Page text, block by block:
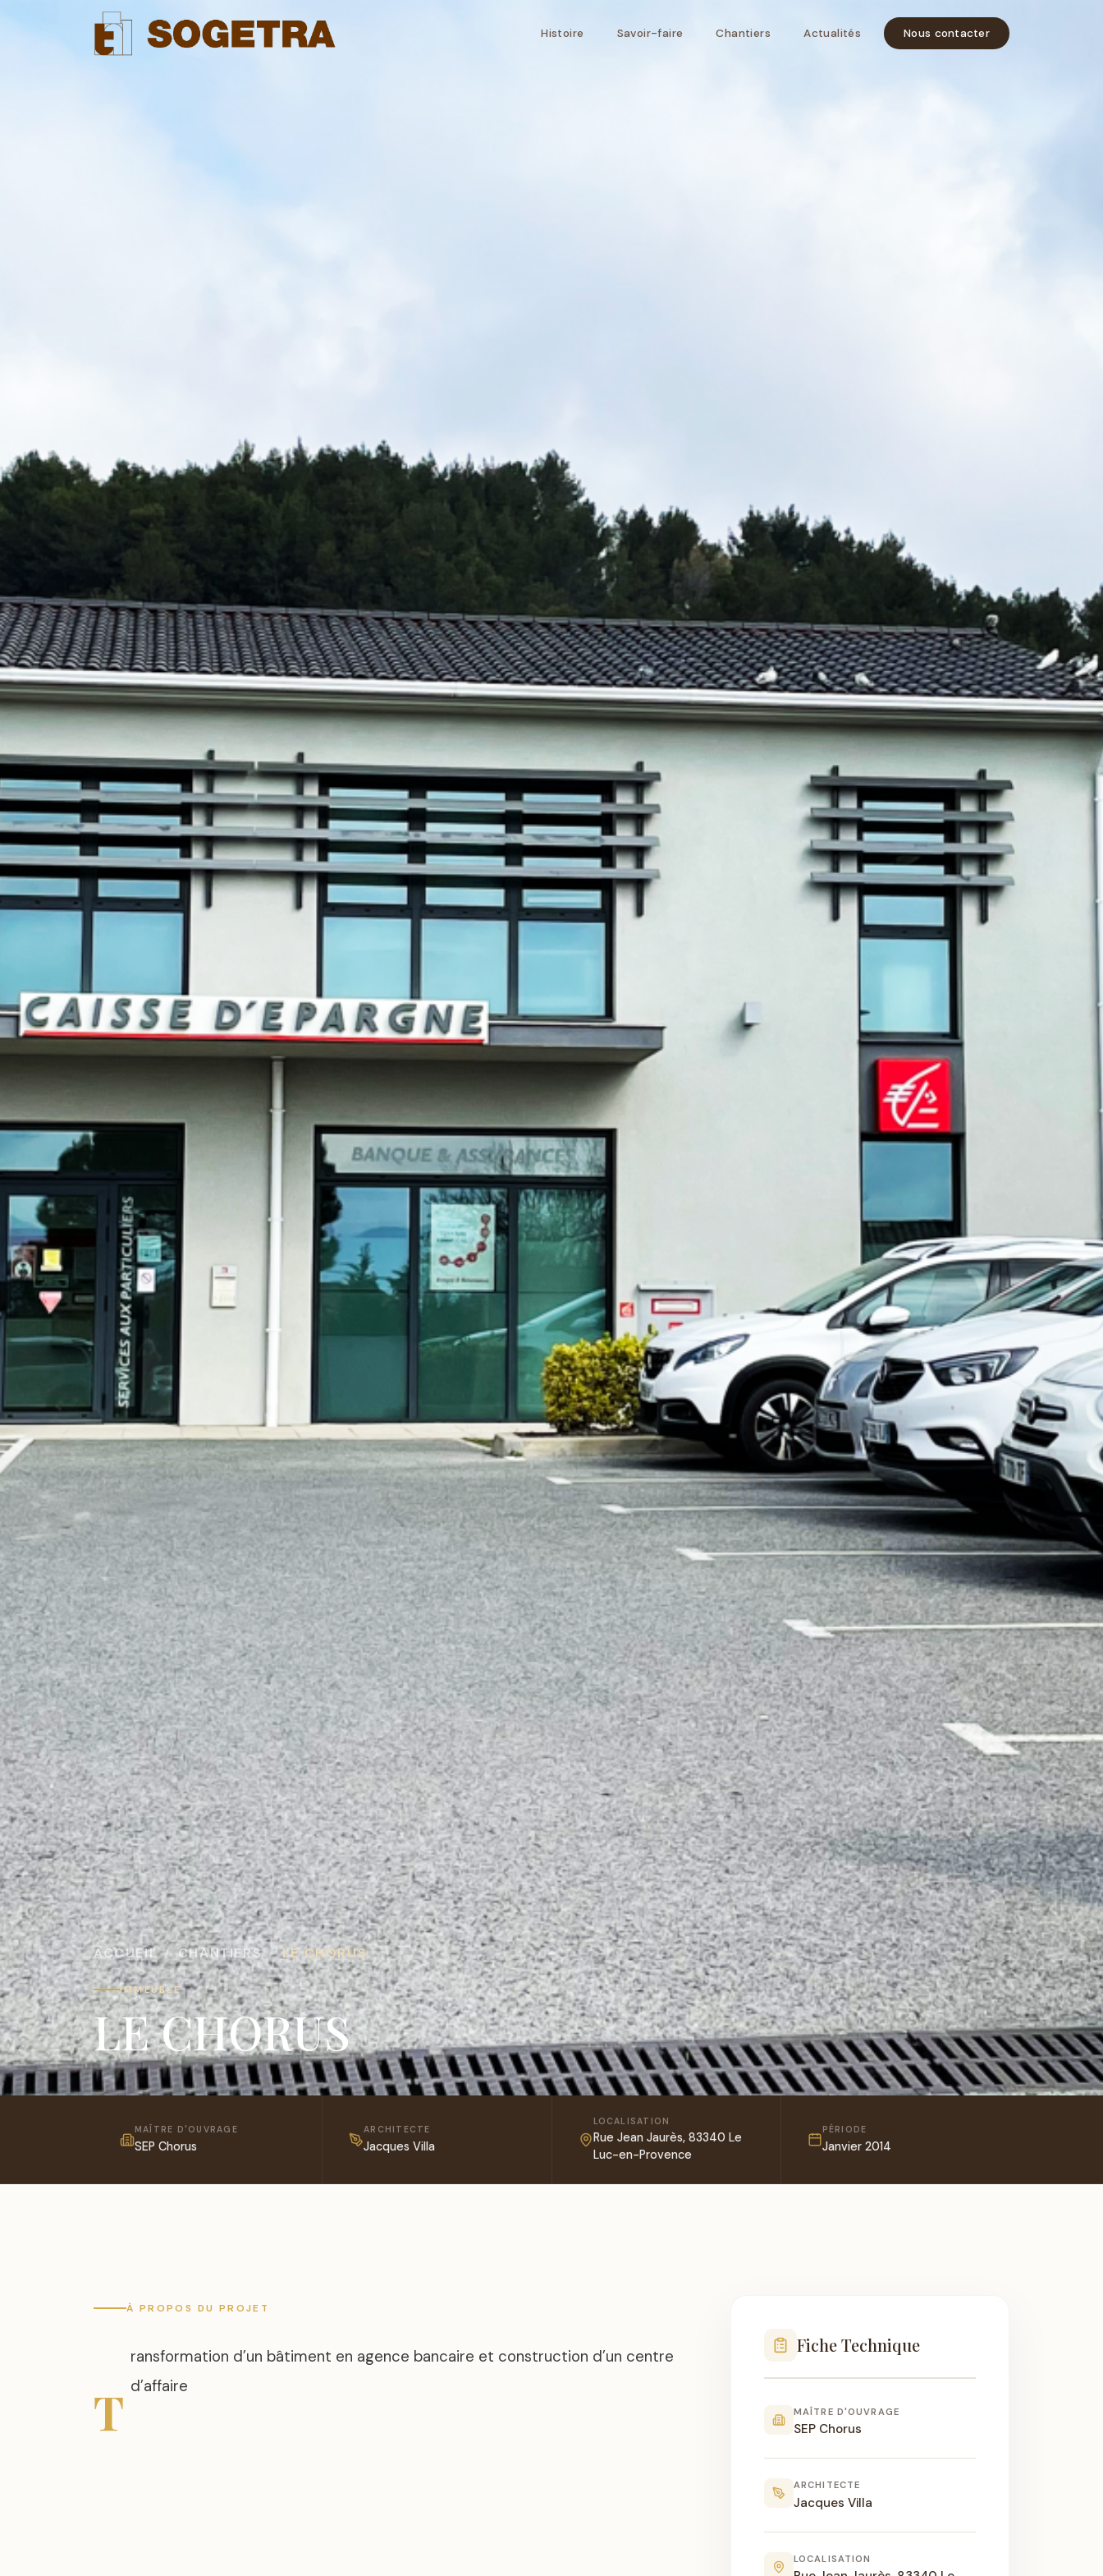
Histoire Savoir-faire Chantiers Actualités Nous contacter
ACCUEIL CHANTIERS LE CHORUS
IMMEUBLE
LE CHORUS
MAÎTRE D'OUVRAGE
SEP Chorus
ARCHITECTE
Jacques Villa
LOCALISATION
Rue Jean Jaurès, 83340 Le
Luc-en-Provence
PÉRIODE
Janvier 2014
À PROPOS DU PROJET
T
ransformation d’un bâtiment en agence bancaire et construction d’un centre
Fiche Technique
MAÎTRE D'OUVRAGE
SEP Chorus
ARCHITECTE
Jacques Villa
LOCALISATION